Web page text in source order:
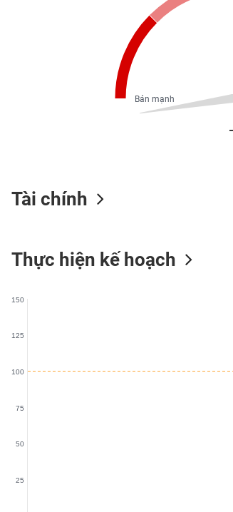
Bán mạnh
Tài chính
Thực hiện kế hoạch
50
100
150
25
75
125
XUẤT
DỮ
TIN
(-)